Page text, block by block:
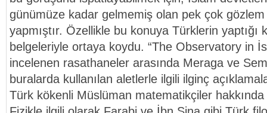
günümüze kadar gelmemiş olan pek çok gözlem
yapmıştır. Özellikle bu konuya Türklerin yaptığı
belgeleriyle ortaya koydu. “The Observatory in
incelenen rasathaneler arasında Meraga ve
buralarda kullanılan aletlerle ilgili ilginç
Türk kökenli Müslüman matematikçiler hakkında